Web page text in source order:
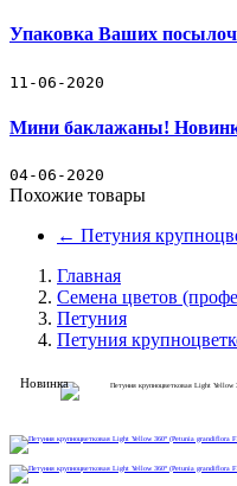
Семена овощей
Декоративные
Зеленые культуры
Декоративные травы
Кактус
Наборы для
Подарочный набор
Товары для рассады
Товары для полива
Упаковка Ваших
11-06-2020
Мини баклажаны!
04-06-2020
Похожие товары
← Петуния
Главная
Семена цветов
Петуния
Петуния
Новинка